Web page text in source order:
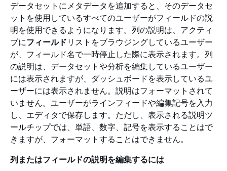
データセットにメタデータを追加すると、そのデータセ
ットを使用しているすべてのユーザーがフィールドの説
明を使用できるようになります。列の説明は、アクティ
ブにフィールド リストをブラウジングしているユーザー
が、フィールド名で一時停止した際に表示されます。列
の説明は、データセットや分析を編集しているユーザー
には表示されますが、ダッシュボードを表示しているユ
ーザーには表示されません。説明はフォーマットされて
いません。ユーザーがラインフィードや編集記号を入力
し、エディタで保存します。ただし、表示される説明ツ
ールチップでは、単語、数字、記号を表示することはで
きますが、フォーマットすることはできません。
列またはフィールドの説明を編集するには